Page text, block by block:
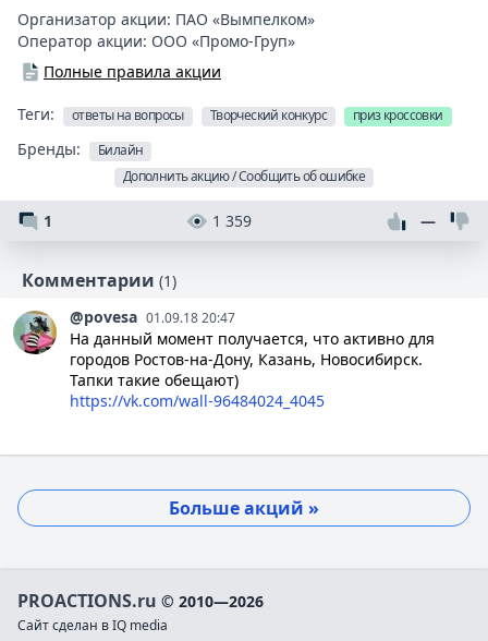
Организатор акции: ПАО «Вымпелком»
Оператор акции: ООО «Промо-Груп»
Полные правила акции
Теги: ответы на вопросы Творческий конкурс приз кроссовки
Бренды:
Билайн
Дополнить акцию / Сообщить об ошибке
1 1 359 —
Комментарии (1)
@povesa 01.09.18 20:47
На данный момент получается, что активно для
городов Ростов-на-Дону, Казань, Новосибирск.
Тапки такие обещают)
https://vk.com/wall-96484024_4045
Больше акций »
PROACTIONS.ru © 2010—2026
Сайт сделан в IQ media